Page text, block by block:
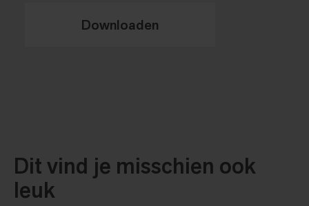
Downloaden
Dit vind je misschien ook
leuk